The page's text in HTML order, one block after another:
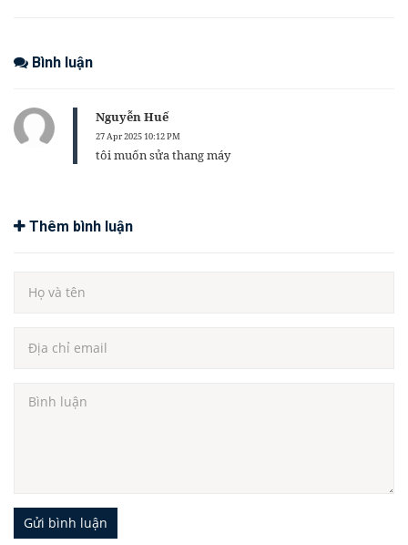
Bình luận
Nguyễn Huế
27 Apr 2025 10:12 PM
tôi muốn sửa thang máy
Thêm bình luận
Gửi bình luận